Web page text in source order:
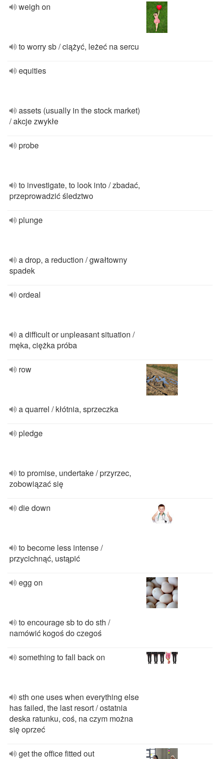
weigh on
to worry sb / ciążyć, leżeć na sercu
equities
assets (usually in the stock market)
/ akcje zwykłe
probe
to investigate, to look into / zbadać,
przeprowadzić śledztwo
plunge
a drop, a reduction / gwałtowny
spadek
ordeal
a difficult or unpleasant situation /
męka, ciężka próba
row
a quarrel / kłótnia, sprzeczka
pledge
to promise, undertake / przyrzec,
zobowiązać się
die down
to become less intense /
przycichnąć, ustąpić
egg on
to encourage sb to do sth /
namówić kogoś do czegoś
something to fall back on
sth one uses when everything else
has failed, the last resort / ostatnia
deska ratunku, coś, na czym można
się oprzeć
get the office fitted out